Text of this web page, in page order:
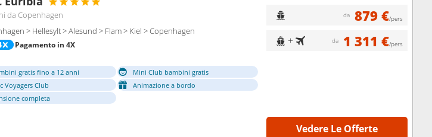
da Copenhagen
> Hellesylt > Alesund > Flam > Kiel > Copenhagen
Pagamento in 4X
gratis fino a 12 anni
Mini Club bambini gratis
Voyagers Club
Animazione a bordo
completa
da 879 €/pers
+ da 1 311 €/pers
Vedere Le Offerte